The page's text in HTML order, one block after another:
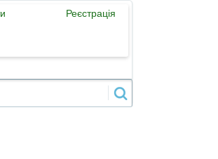
Реєстрація